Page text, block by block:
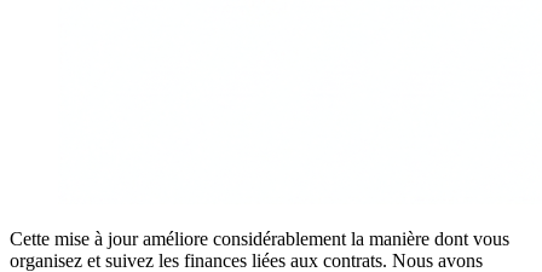
Cette mise à jour améliore considérablement la manière dont vous
organisez et suivez les finances liées aux contrats. Nous avons